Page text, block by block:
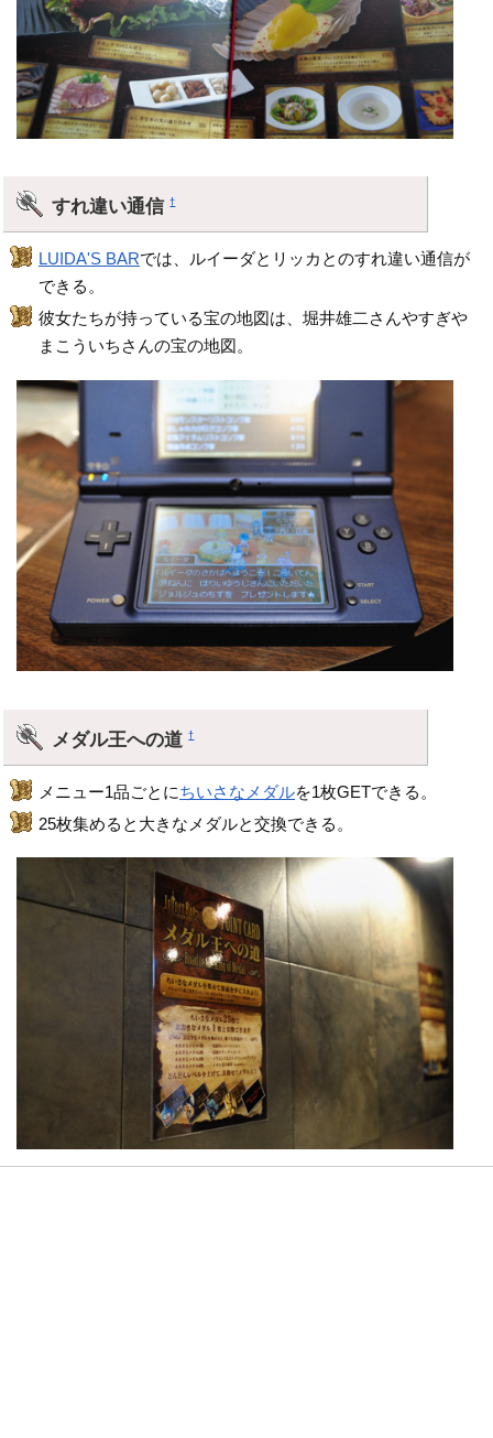
すれ違い通信†
LUIDA'S BARでは、ルイーダとリッカとのすれ違い通信が
できる。
彼女たちが持っている宝の地図は、堀井雄二さんやすぎや
まこういちさんの宝の地図。
メダル王への道†
メニュー1品ごとにちいさなメダルを1枚GETできる。
25枚集めると大きなメダルと交換できる。